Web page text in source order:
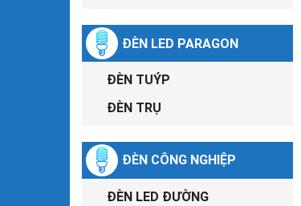
ĐÈN LED PARAGON
ĐÈN TUÝP
ĐÈN TRỤ
ĐÈN CÔNG NGHIỆP
ĐÈN LED ĐƯỜNG